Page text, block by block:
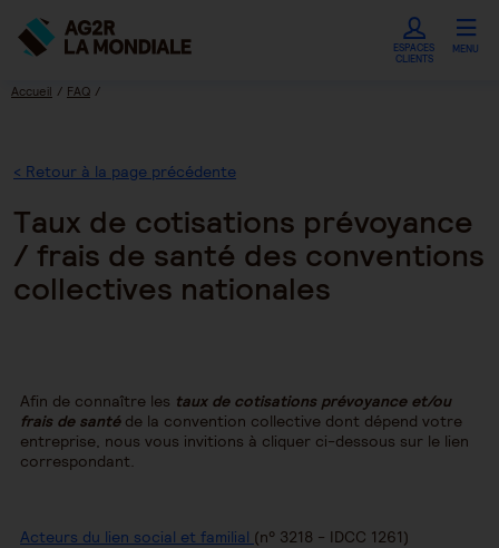
ESPACES
CLIENTS
MENU
Accueil
FAQ
< Retour à la page précédente
Taux de cotisations prévoyance
/ frais de santé des conventions
collectives nationales
Afin de connaître les taux de cotisations prévoyance et/ou
frais de santéde la convention collective dont dépend votre
entreprise, nous vous invitions à cliquer ci-dessous sur le lien
correspondant.
Acteurs du lien social et familial (n° 3218 - IDCC 1261)